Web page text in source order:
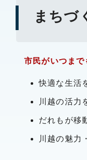
まちづ
市民がいつま
快適な生活
川越の活力
だれもが移
川越の魅力